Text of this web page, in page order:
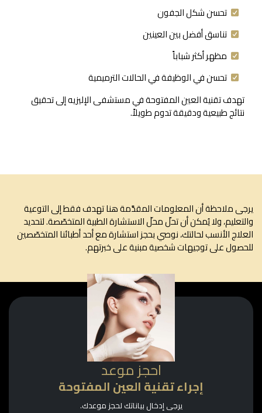
تحسن شكل الجفون
تناسق أفضل بين العينين
مظهر أكثر شباباً
تحسن في الوظيفة في الحالات الترميمية
تهدف تقنية العين المفتوحة في مستشفى الإليزيه إلى تحقيق
نتائج طبيعية ودقيقة تدوم طويلاً.
ملاحظة أن المعلومات المقدَّمة هنا تهدف فقط إلى التوعية
ولا يُمكن أن تحلّ محلّ الاستشارة الطبية المتخصّصة. لتحديد
الأنسب لحالتك، نوصي بحجز استشارة مع أحد أطبائنا المتخصّصين
على توجيهات شخصية مبنية على خبرتهم.
احجز موعد
إجراء تقنية العين المفتوحة
يرجى إدخال بياناتك لحجز موعدك.